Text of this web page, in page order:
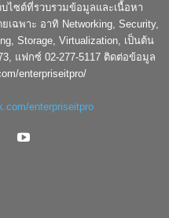
บไซต์ที่รวบรวมข้อมูลและเนื้อหา
ฉพาะ อาทิ Networking, Security,
Storage, Virtualization, เป็นต้น
แฟกซ์ 02-277-5117 ติดต่อข้อมูล
enterpriseitpro/
enterpriseitpro